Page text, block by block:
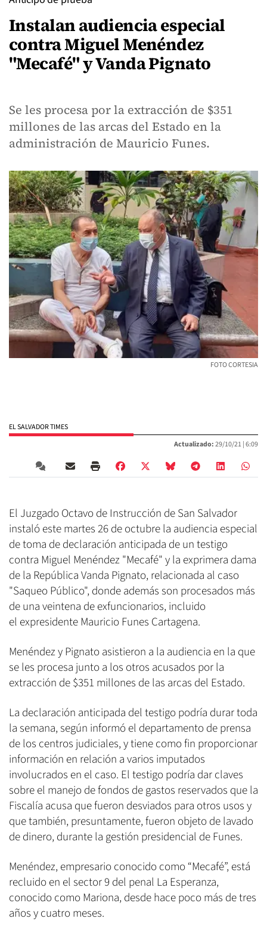
Instalan audiencia especial
contra Miguel Menéndez
"Mecafé" y Vanda Pignato
Se les procesa por la extracción de $351
millones de las arcas del Estado en la
administración de Mauricio Funes.
FOTO CORTESIA
EL SALVADOR TIMES
Actualizado:29/10/21 |6:09
El Juzgado Octavo de Instrucción de San Salvador
instaló este martes 26 de octubre la audiencia especial
de toma de declaración anticipada de un testigo
contra Miguel Menéndez "Mecafé" y la exprimera dama
de la República Vanda Pignato, relacionada al caso
"Saqueo Público", donde además son procesados más
de una veintena de exfuncionarios, incluido
el expresidente Mauricio Funes Cartagena.
Menéndez y Pignato asistieron a la audiencia en la que
se les procesa junto a los otros acusados por la
extracción de $351 millones de las arcas del Estado.
La declaración anticipada del testigo podría durar toda
la semana, según informó el departamento de prensa
de los centros judiciales, y tiene como fin proporcionar
información en relación a varios imputados
involucrados en el caso. El testigo podría dar claves
sobre el manejo de fondos de gastos reservados que la
Fiscalía acusa que fueron desviados para otros usos y
que también, presuntamente, fueron objeto de lavado
de dinero, durante la gestión presidencial de Funes.
Menéndez, empresario conocido como “Mecafé”, está
recluido en el sector 9 del penal La Esperanza,
conocido como Mariona, desde hace poco más de tres
años y cuatro meses.